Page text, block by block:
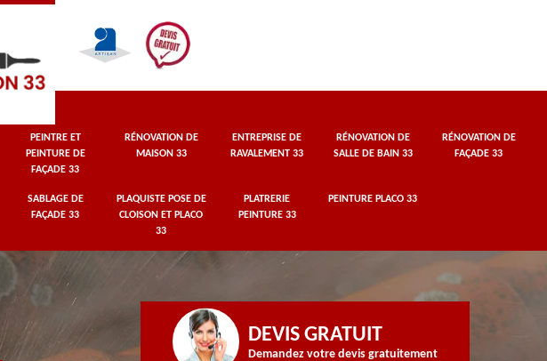
PEINTRE ET
PEINTURE DE
FAÇADE 33
RÉNOVATION DE
MAISON 33
ENTREPRISE DE
RAVALEMENT 33
RÉNOVATION DE
SALLE DE BAIN 33
RÉNOVATION DE
FAÇADE 33
SABLAGE DE
FAÇADE 33
PLAQUISTE POSE DE
CLOISON ET PLACO
33
PLATRERIE
PEINTURE 33
PEINTURE PLACO 33
DEVIS GRATUIT
Demandez votre devis gratuitement